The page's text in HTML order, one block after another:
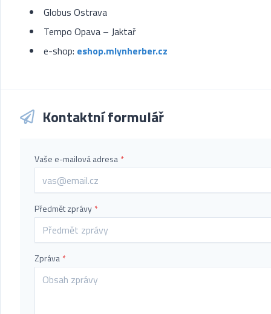
Globus Ostrava
Tempo Opava – Jaktař
e-shop: eshop.mlynherber.cz
Kontaktní formulář
Vaše e-mailová adresa *
Předmět zprávy *
Zpráva *